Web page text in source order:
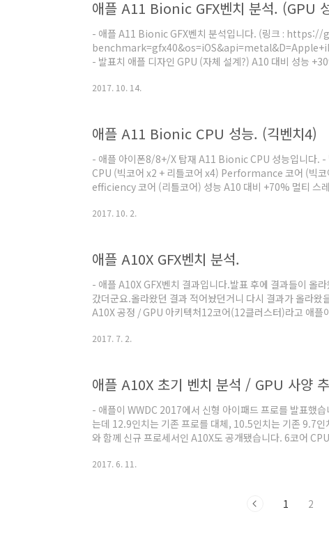
사양상 1..
애플 A11 Bionic GFX벤치 분석. (GPU
- 애플 A11 Bionic GFX벤치 분석입니다. (링크 :
- 발표치 애플 디자인 GPU (자체 설계?) A10 대비 성능
techinsights/overview/blog/apple-iphone-8-
2017. 10. 14.
애플 A11 Bionic CPU 성능. (긱벤치4)
- 애플 아이폰8/8+/X 탑재 A11 Bionic CPU 성능입니다.
CPU (빅코어 x2 + 리틀코어 x4) Performance 코어 (빅
efficiency 코어 (리틀코어) 성능 A10 대비 +70% 멀티 스
http://www.techinsights.com/about-
2017. 10. 2.
애플 A10X GFX벤치 분석.
- 애플 A10X GFX벤치 결과입니다.발표 후에 결과들이 올
갔더군요.올라왔던 결과 적어놨던거니 다시 결과가 올라왔
A10X 공정 / GPU 아키텍처12코어(12클러스터)라고 애플
http://www.techinsights.com/about-
모로 보아 L3 캐시없..
2017. 7. 2.
애플 A10X 초기 벤치 분석 / GPU 사양
- 애플이 WWDC 2017에서 신형 아이패드 프로를 발표했
는데 12.9인치는 기존 프로를 대체, 10.5인치는 기존 9.7
와 함께 신규 프로세서인 A10X도 공개됐습니다. 6코어
(A10X라고 이름붙인 시점에서 예상 가능한 부분입니다.) 기
2017. 6. 11.
1 2